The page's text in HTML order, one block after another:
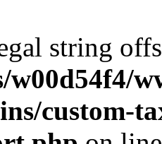
string
w00d54f4/
custom-